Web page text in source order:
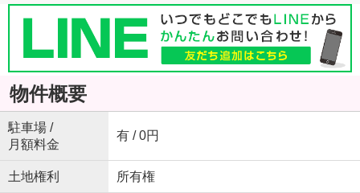
物件概要
駐車場 /
月額料金
有 / 0円
土地権利 所有権